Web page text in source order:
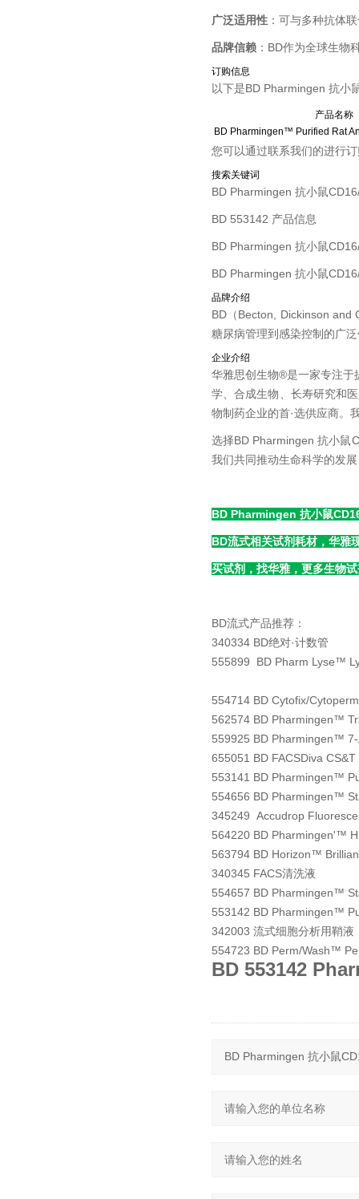
广泛适用性 ：可与多种抗体
品牌信赖 ：BD作为全球生物
订购信息
以下是BD Pharmingen 抗小
产品名称
BD Pharmingen™ Purified Rat
您可以通过联系我们的进行
搜索关键词
BD Pharmingen 抗小鼠
BD 553142 产品信息
BD Pharmingen 抗小鼠
BD Pharmingen 抗小鼠
品牌介绍
BD（Becton, Dickinson and
糖尿病管理到感染控制的广
企业介绍
华雅思创生物®是一家专注于
学、合成生物、长寿研究和
物制药企业的首·选供应商。
选择BD Pharmingen 抗小鼠
我们共同推动生命科学的发展
BD Pharmingen 抗小鼠
BD流式相关试剂耗材，华雅
买试剂，找华雅，更多生物
BD流式产品推荐：
340334 BD绝对·计数管
555899 BD Pharm Lyse™
554714 BD Cytofix/
562574 BD Pharmingen™
559925 BD Pharmingen™
655051 BD FACSDiva CS&T
553141 BD Pharmingen™
554656 BD Pharmingen™
345249 Accudrop
564220 BD Pharmingen'™
563794 BD Horizon™
340345 FACS清洗液
554657 BD Pharmingen™
553142 BD Pharmingen™
342003 流式细胞分析用鞘液
554723 BD Perm/Wash™
BD 553142